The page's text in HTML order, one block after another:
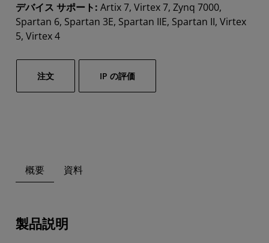
デバイス サポート: Artix 7, Virtex 7, Zynq 7000,
Spartan 6, Spartan 3E, Spartan IIE, Spartan II, Virtex
5, Virtex 4
注文 IP の評価
概要 資料
製品説明